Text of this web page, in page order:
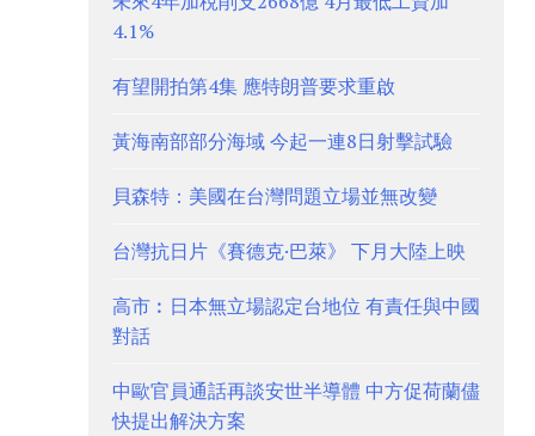
4.1%
有望開拍第4集 應特朗普要求重啟
黃海南部部分海域 今起一連8日射擊試驗
貝森特：美國在台灣問題立場並無改變
台灣抗日片《賽德克·巴萊》 下月大陸上映
高市︰日本無立場認定台地位 有責任與中國
對話
中歐官員通話再談安世半導體 中方促荷蘭儘
快提出解決方案